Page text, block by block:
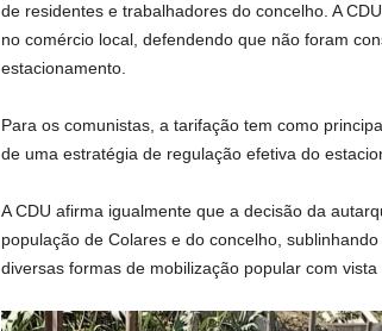
de residentes e trabalhadores do concelho. A
no comércio local, defendendo que não foram
estacionamento.
Para os comunistas, a tarifação tem como
de uma estratégia de regulação efetiva do
A CDU afirma igualmente que a decisão da
população de Colares e do concelho,
diversas formas de mobilização popular com vista